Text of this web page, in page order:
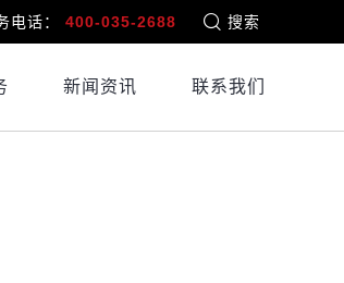
电话： 400-035-2688 搜索
新闻资讯 联系我们